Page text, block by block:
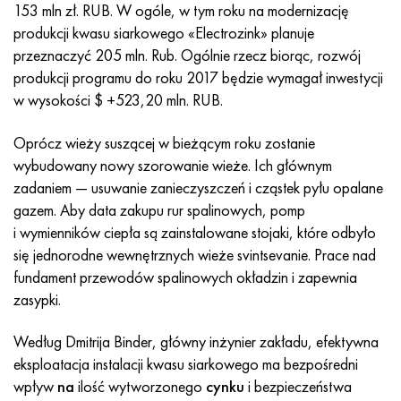
153 mln zł. RUB. W ogóle, w tym roku na modernizację
produkcji kwasu siarkowego «Electrozink» planuje
przeznaczyć 205 mln. Rub. Ogólnie rzecz biorąc, rozwój
produkcji programu do roku 2017 będzie wymagał inwestycji
w wysokości $ +523,20 mln. RUB.
Oprócz wieży suszącej w bieżącym roku zostanie
wybudowany nowy szorowanie wieże. Ich głównym
zadaniem — usuwanie zanieczyszczeń i cząstek pyłu opalane
gazem. Aby data zakupu rur spalinowych, pomp
i wymienników ciepła są zainstalowane stojaki, które odbyło
się jednorodne wewnętrznych wieże svintsevanie. Prace nad
fundament przewodów spalinowych okładzin i zapewnia
zasypki.
Według Dmitrija Binder, główny inżynier zakładu, efektywna
eksploatacja instalacji kwasu siarkowego ma bezpośredni
wpływ na ilość wytworzonego cynku i bezpieczeństwa
Incotherm
Incotest
Jette M152
Kobalt 6B
marowanie 250
Rene 41
Marażowanie 300
MP35N
47nd
47НХР
49KF
49K2F, 49K2FA-VI
Stop 50N
Stop 50NP
50NHS
52K12F
HN62VMYUT
HN62MVKYU
HN63MB
XN65VM
HN65VMTYU
KhN67MVTYu
KhN68VKTYU
HN70VMTYU
WT-35
PT-1M
PT-3V
PT-7M
2B
SPT-2 sv
AT3
TL3
1.4466 - AISI 310MoLn
Stop Al6xn
15-7Ph® - 1.4532
PH 13-8 Mo - 1,4534
1.4542 - 17-4Ph®
Custom 455® - 1.4543 - uns 45500
1.4545 - 15-5Ph®
1.4550 - AISI 347
10X17H13M3T
10X18N18Yu4D
11X11N2V2MF
12X18H9T
13H11N2V2MF
15x11mf
15х12vnmf
15X16K5N2MVFAB
2,0872, CuNi10Fe1Mn, Cw352h
Silikonowy brąz aluminiowy
CW301G, C64200
brąz krzemowy
C65500, CuAl11Fe3
C65620, CuSi3Fe2Zn3
C65100, CuSi1,5
c92200, CuSn6Zn4Pb2
Czerwony mosiądz
C84400, CuSn2ZnPb
C83600, CuSn5ZnPb
45G2, 45g2, AISI 1144
Stal konstrukcyjna stopowa
10g2, 10g2, AISI 1513
12X2H4A, 15NiCr13, 1.5752
AC14, 11SMnPb30
20G, 20min5
20XH3A, AISI 4320, 20hn3a
25KhGM, 20CrMo5, 1.7264
Р6М5, 1.3343, hs6-5-2, sw7m
Р6М5К5, 1.3243, hs6-5-2-5
R6M5F3, 1.3344, hs6-5-3
Р9М4К8,1.3207
R12F3, 1.3318, sw12
P18, 1.3355, hs18-0-1, sw18
Stal węglowa
11G12, 110G13L, X120Mn12